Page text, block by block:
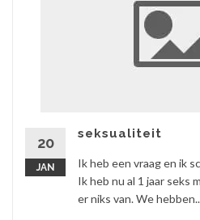
20
JAN
seksualiteit
Ik heb een vraag en ik
Ik heb nu al 1 jaar seks
er niks van. We